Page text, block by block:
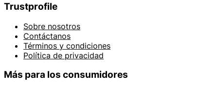
Trustprofile
Sobre nosotros
Contáctanos
Términos y condiciones
Política de privacidad
Más para los consumidores